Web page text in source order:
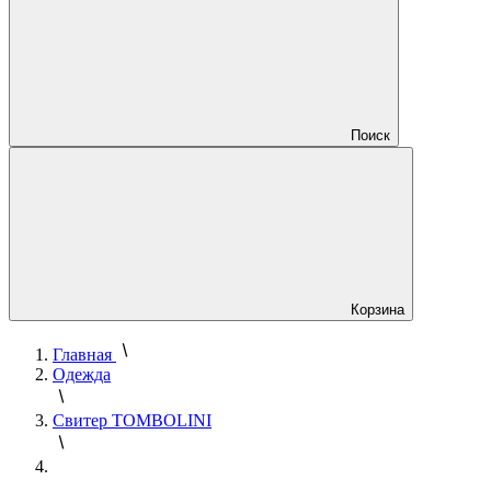
Поиск
Корзина
Главная
Одежда
Свитер TOMBOLINI